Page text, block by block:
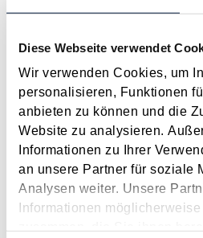
Diese Webseite verwendet
Wir verwenden Cookies, um
personalisieren, Funktionen
anbieten zu können und die
Website zu analysieren.
Informationen zu Ihrer
an unsere Partner für soziale
Analysen weiter. Unsere
Informationen
. Dadurch sollen die
Langtext
empfehlen drucken
Steuerreformgesetz 2015 in
Juni 2015
Die Neugestaltung des Einkommensteuertarifs wird – wie in